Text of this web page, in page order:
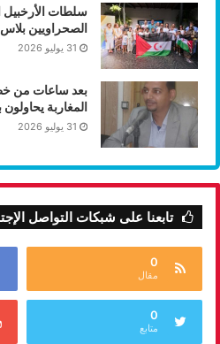
سلطات الأرخبيل
الصحراويين بلاس
31 يوليو 2026
بعد ساعات من
المغاربة يحاولون
31 يوليو 2026
تابعنا على شبكات التواصل
0
مقال
0
متابع